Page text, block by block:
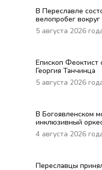
В Переславле
велопробег
5 августа 2026
Епископ Феоктист
Георгия Танчинца
5 августа 2026
В Богоявленском
инклюзивный
4 августа 2026
Переславцы